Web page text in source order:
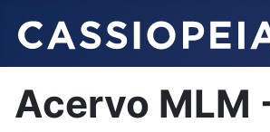
Acervo MLM